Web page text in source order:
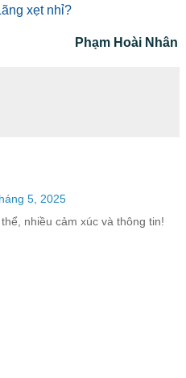
xẹt nhỉ?
Phạm Hoài Nhân
5, 2025
nhiều cảm xúc và thông tin!